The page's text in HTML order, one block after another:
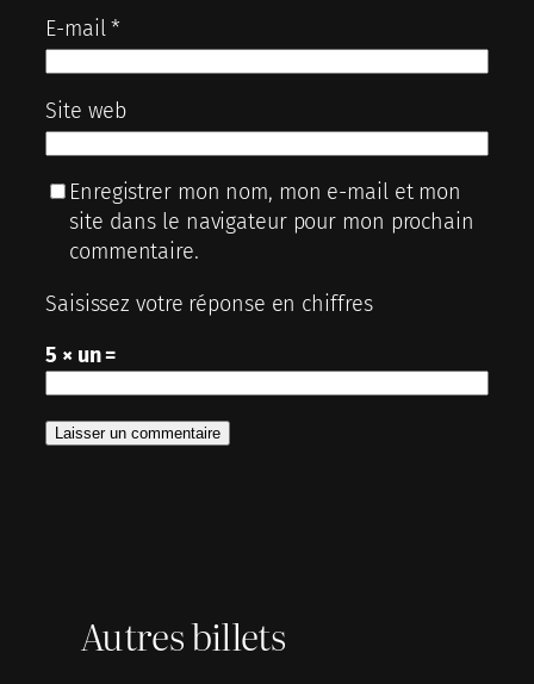
E-mail*
Site web
Enregistrer mon nom, mon e-mail et mon
site dans le navigateur pour mon prochain
commentaire.
Saisissez votre réponse en chiffres
5 × un =
Autres billets